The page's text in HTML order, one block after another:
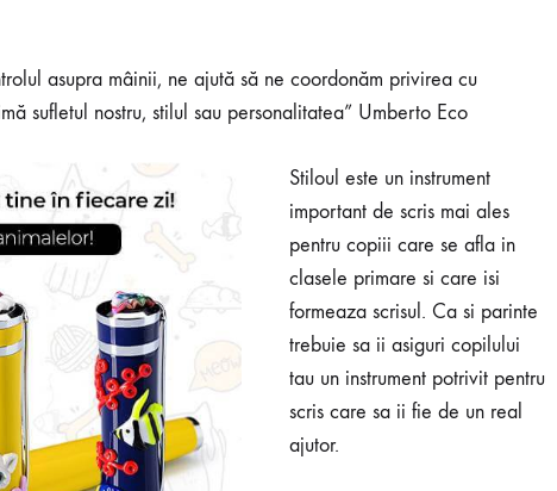
asupra mâinii, ne ajută să ne coordonăm privirea cu
sufletul nostru, stilul sau personalitatea” Umberto Eco
Stiloul este un instrument
important de scris mai ales
pentru copiii care se afla in
clasele primare si care isi
formeaza scrisul. Ca si parinte
trebuie sa ii asiguri copilului
tau un instrument potrivit pentru
scris care sa ii fie de un real
ajutor.